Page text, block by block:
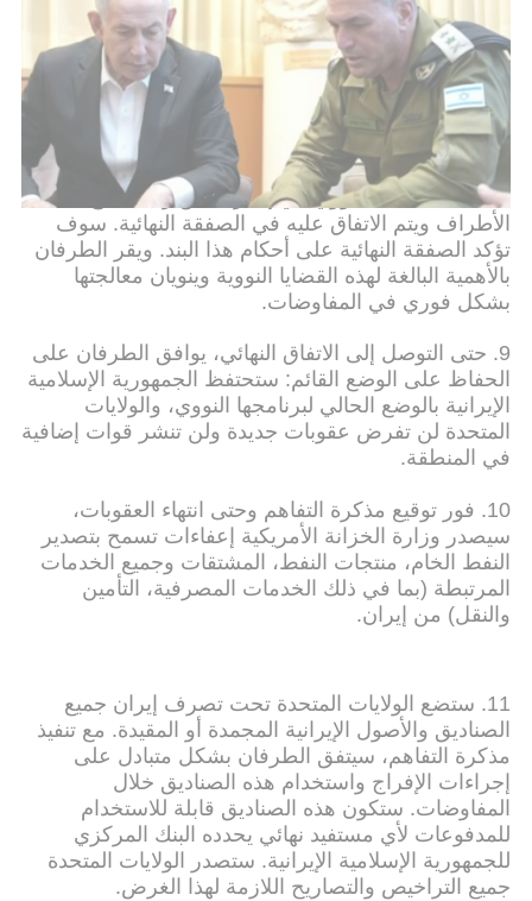
8. تؤكد إيران أنها لن تشتري أو تطور أسلحة نووية. يتفق
الطرفان على حل مسألة التخلص من المواد المخصبة
التي نظمتها إيران من خلال آلية يتم الاتفاق عليها بشكل
متبادل، حيث أن الطريقة الأساسية هي المزج في الموقع
تحت إشراف الوكالة الدولية للطاقة الذرية، وذلك وفقًا
للجدول الزمني لإنهاء العقوبات في البند 7. سيناقش
الطرفان أيضًا أنشطة تخصيب إيران والقضايا الأخرى
المتعلقة بالملف النووي في إطار يحقق رضا جميع
الأطراف ويتم الاتفاق عليه في الصفقة النهائية. سوف
تؤكد الصفقة النهائية على أحكام هذا البند. ويقر الطرفان
بالأهمية البالغة لهذه القضايا النووية وينويان معالجتها
بشكل فوري في المفاوضات.
9. حتى التوصل إلى الاتفاق النهائي، يوافق الطرفان على
الحفاظ على الوضع القائم: ستحتفظ الجمهورية الإسلامية
الإيرانية بالوضع الحالي لبرنامجها النووي، والولايات
المتحدة لن تفرض عقوبات جديدة ولن تنشر قوات إضافية
في المنطقة.
10. فور توقيع مذكرة التفاهم وحتى انتهاء العقوبات،
سيصدر وزارة الخزانة الأمريكية إعفاءات تسمح بتصدير
النفط الخام، منتجات النفط، المشتقات وجميع الخدمات
المرتبطة (بما في ذلك الخدمات المصرفية، التأمين
والنقل) من إيران.
11. ستضع الولايات المتحدة تحت تصرف إيران جميع
الصناديق والأصول الإيرانية المجمدة أو المقيدة. مع تنفيذ
مذكرة التفاهم، سيتفق الطرفان بشكل متبادل على
إجراءات الإفراج واستخدام هذه الصناديق خلال
المفاوضات. ستكون هذه الصناديق قابلة للاستخدام
للمدفوعات لأي مستفيد نهائي يحدده البنك المركزي
للجمهورية الإسلامية الإيرانية. ستصدر الولايات المتحدة
جميع التراخيص والتصاريح اللازمة لهذا الغرض.